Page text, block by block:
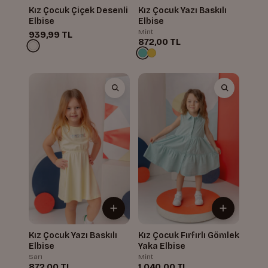
Kız Çocuk Çiçek Desenli
Elbise
939,99 TL
Kız Çocuk Yazı Baskılı
Elbise
Mint
872,00 TL
Kız Çocuk Yazı Baskılı
Elbise
Sarı
Kız Çocuk Fırfırlı Gömlek
Yaka Elbise
Mint